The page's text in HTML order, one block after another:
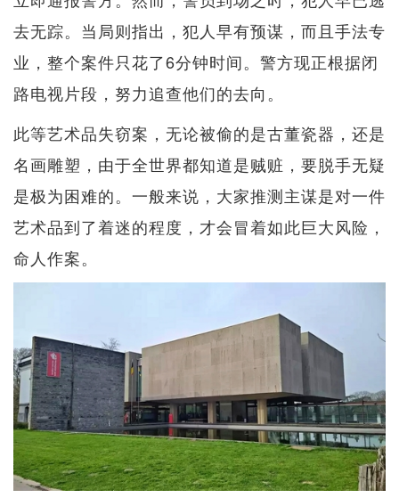
去无踪。当局则指出，犯人早有预谋，而且手法专
业，整个案件只花了6分钟时间。警方现正根据闭
路电视片段，努力追查他们的去向。
此等艺术品失窃案，无论被偷的是古董瓷器，还是
名画雕塑，由于全世界都知道是贼赃，要脱手无疑
是极为困难的。一般来说，大家推测主谋是对一件
艺术品到了着迷的程度，才会冒着如此巨大风险，
命人作案。